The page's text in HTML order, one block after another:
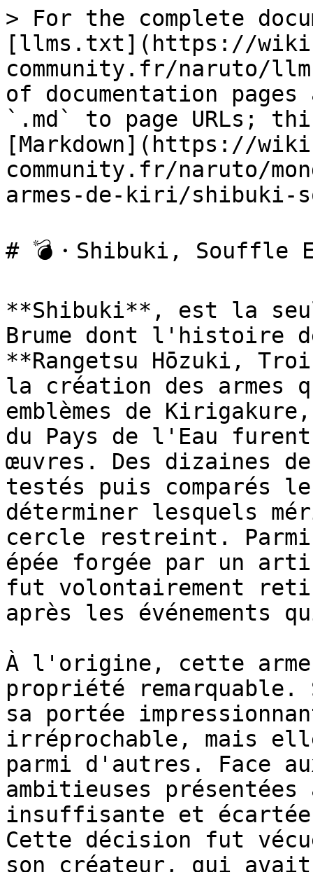
> For the complete
[llms.txt](https://
community.fr/naruto/
of documentation
`.md` to page URLs;
[Markdown](https://
community.fr/naruto/
armes-de-kiri/shibuki-
# 💣・Shibuki, Souffle
**Shibuki**, est la
Brume dont l'histoire
**Rangetsu Hōzuki,
la création des armes
emblèmes de
du Pays de l'Eau
œuvres. Des dizaines
testés puis comparés
déterminer lesquels
cercle restreint. Parmi
épée forgée par un
fut volontairement
après les événements
À l'origine, cette arme
propriété
sa portée
irréprochable, mais
parmi d'autres. Face
ambitieuses
insuffisante et
Cette décision fut
son créateur, qui